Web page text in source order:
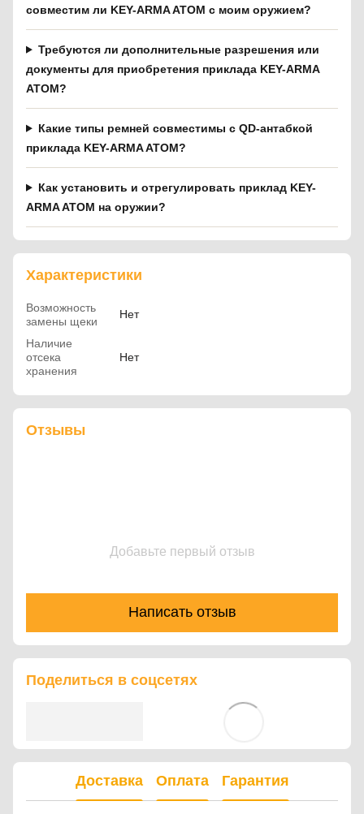
совместим ли KEY-ARMA ATOM с моим оружием?
Требуются ли дополнительные разрешения или
документы для приобретения приклада KEY-ARMA
ATOM?
Какие типы ремней совместимы с QD-антабкой
приклада KEY-ARMA ATOM?
Как установить и отрегулировать приклад KEY-
ARMA ATOM на оружии?
Характеристики
Возможность
замены щеки
Нет
Наличие
отсека
хранения
Нет
Отзывы
Добавьте первый отзыв
Написать отзыв
Поделиться в соцсетях
Доставка Оплата Гарантия